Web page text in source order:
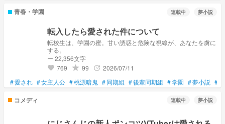
青春・学園 連載中 夢小説
転入したら愛された件について
転校生は、学園の蜜。甘い誘惑と危険な視線が、あなたを虜に
する。
ー 22,356文字
favorite 769 grade 99 update 2026/07/11
#愛され #女主人公 #桃源暗鬼 #同期組 #後輩同期組 #学園 #夢小説 #
コメディ 連載中 夢小説